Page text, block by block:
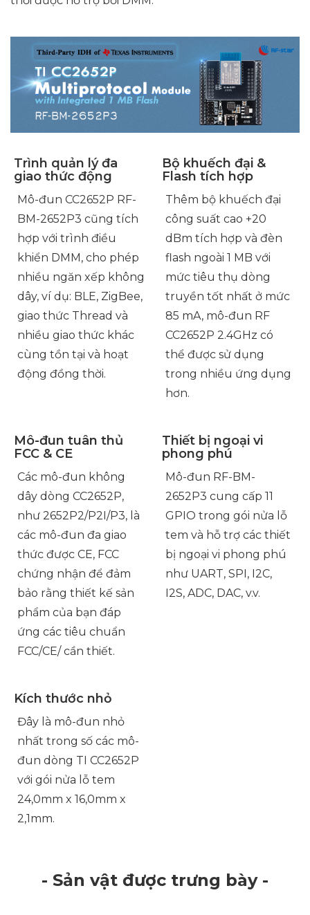
Trình quản lý đa
giao thức động
Mô-đun CC2652P RF-
BM-2652P3 cũng tích
hợp với trình điều
khiển DMM, cho phép
nhiều ngăn xếp không
dây, ví dụ: BLE, ZigBee,
giao thức Thread và
nhiều giao thức khác
cùng tồn tại và hoạt
động đồng thời.
Bộ khuếch đại &
Flash tích hợp
Thêm bộ khuếch đại
công suất cao +20
dBm tích hợp và đèn
flash ngoài 1 MB với
mức tiêu thụ dòng
truyền tốt nhất ở mức
85 mA, mô-đun RF
CC2652P 2.4GHz có
thể được sử dụng
trong nhiều ứng dụng
hơn.
Mô-đun tuân thủ
FCC & CE
Các mô-đun không
dây dòng CC2652P,
như 2652P2/P2I/P3, là
các mô-đun đa giao
thức được CE, FCC
chứng nhận để đảm
bảo rằng thiết kế sản
phẩm của bạn đáp
ứng các tiêu chuẩn
FCC/CE/ cần thiết.
Thiết bị ngoại vi
phong phú
Mô-đun RF-BM-
2652P3 cung cấp 11
GPIO trong gói nửa lỗ
tem và hỗ trợ các thiết
bị ngoại vi phong phú
như UART, SPI, I2C,
I2S, ADC, DAC, v.v.
Kích thước nhỏ
Đây là mô-đun nhỏ
nhất trong số các mô-
đun dòng TI CC2652P
với gói nửa lỗ tem
24,0mm x 16,0mm x
2,1mm.
- Sản vật được trưng bày -